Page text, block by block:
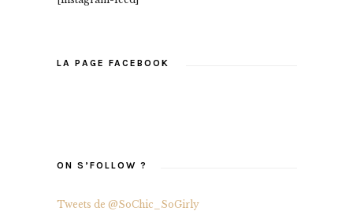
LA PAGE FACEBOOK
ON S’FOLLOW ?
Tweets de @SoChic_SoGirly